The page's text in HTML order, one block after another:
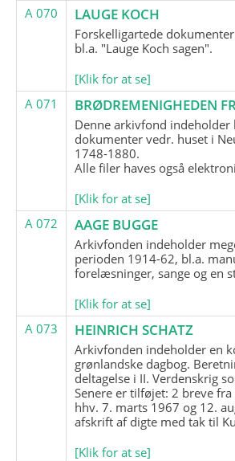
A 070
LAUGE KOCH
Forskelligartede
bl.a. "Lauge Koch sagen".
[Klik for at se]
A 071
BRØDREMENIGHEDEN
Denne arkivfond
dokumenter vedr. huset i
1748-1880.
Alle filer haves også
[Klik for at se]
A 072
AAGE BUGGE
Arkivfonden indeholder
perioden 1914-62, bl.a.
forelæsninger, sange og en
[Klik for at se]
A 073
HEINRICH SCHATZ
Arkivfonden indeholder en
grønlandske dagbog.
deltagelse i II. Verdenskrig
Senere er tilføjet: 2 breve
hhv. 7. marts 1967 og 12.
afskrift af digte med tak til
[Klik for at se]